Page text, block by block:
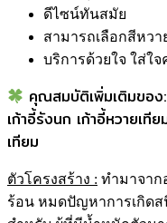
ดีไซน์ทันสมัย
สามารถเลือกสีหวา
บริการด้วยใจ ใส่ใ
คุณสมบัติเพิ่มเติมของ
เก้าอี้รังนก เก้าอี้หวายเที
เทียม
ตัวโครงสร้าง : ทำมาจาก
ร้อน หมดปัญหาการเกิด